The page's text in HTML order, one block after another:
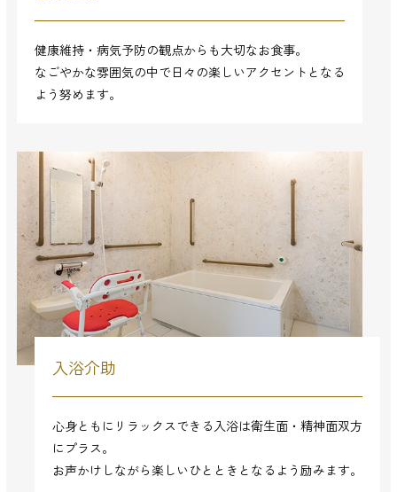
健康維持・病気予防の観点からも大切なお食事。
なごやかな雰囲気の中で日々の楽しいアクセントとなる
よう努めます。
入浴介助
心身ともにリラックスできる入浴は衛生面・精神面双方
にプラス。
お声かけしながら楽しいひとときとなるよう励みます。